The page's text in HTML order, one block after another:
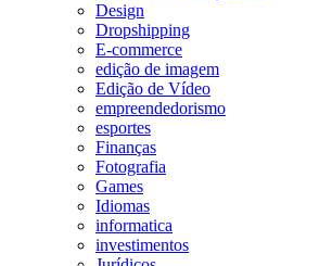
Design
Dropshipping
E-commerce
edição de imagem
Edição de Vídeo
empreendedorismo
esportes
Finanças
Fotografia
Games
Idiomas
informatica
investimentos